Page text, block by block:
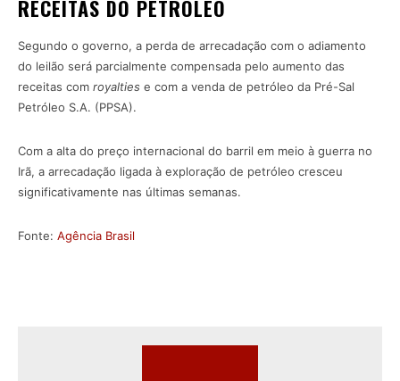
RECEITAS DO PETRÓLEO
Segundo o governo, a perda de arrecadação com o adiamento
do leilão será parcialmente compensada pelo aumento das
receitas com royalties e com a venda de petróleo da Pré-Sal
Petróleo S.A. (PPSA).
Com a alta do preço internacional do barril em meio à guerra no
Irã, a arrecadação ligada à exploração de petróleo cresceu
significativamente nas últimas semanas.
Fonte: Agência Brasil